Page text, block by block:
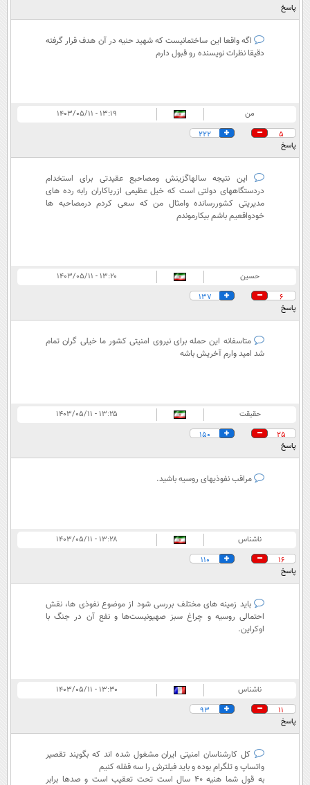
پاسخ
اگه واقعا این ساختمانیست که شهید حنیه در آن هدف قرار گرفته
دقیقا نظرات نویسنده رو قبول دارم
من
۱۳:۱۹ - ۱۴۰۳/۰۵/۱۱
5
222
پاسخ
این نتیجه سالهاگزینش ومصاحبع عقیدتی برای استخدام
دردستگاههای دولتی است که خیل عظیمی ازریاکاران رابه رده های
مدیریتی کشوررسانده وامثال من که سعی کردم درمصاحبه ها
خودواقعیم باشم بیکارموندم
حسین
۱۳:۲۰ - ۱۴۰۳/۰۵/۱۱
6
137
پاسخ
متاسفانه این حمله برای نیروی امنیتی کشور ما خیلی گران تمام
شد امید وارم آخریش باشه
حقیقت
۱۳:۲۵ - ۱۴۰۳/۰۵/۱۱
25
150
پاسخ
مراقب نفوذیهای روسیه باشید.
ناشناس
۱۳:۲۸ - ۱۴۰۳/۰۵/۱۱
16
110
پاسخ
باید زمینه های مختلف بررسی شود از موضوع نفوذی ها، نقش
احتمالی روسیه و چراغ سبز صهیونیست‌ها و نفع آن در جنگ با
اوکراین.
ناشناس
۱۳:۳۰ - ۱۴۰۳/۰۵/۱۱
11
93
پاسخ
کل کارشناسان امنیتی ایران مشغول شده اند که بگویند تقصیر
واتساپ و تلگرام بوده و باید فیلترش را سه قفله کنیم
به قول شما هنیه ۴۰ سال است تحت تعقیب است و صدها برابر